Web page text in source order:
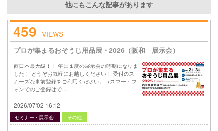
他にもこんな記事があります
459 VIEWS
プロが集まるおそうじ用品展・2026（阪和 展示会）
西日本最大級！！ 年に１度の展示会の時期になりま
した！ どうぞお気軽にお越しください！ 受付のス
ムーズな事前登録をご利用ください。（スマートフ
ォンでのご登録はで…
2026/07/02 16:12
セミナー・展示会 その他